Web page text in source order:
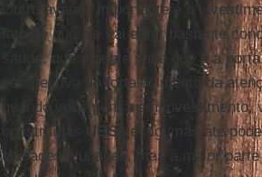
Outro avanço importante é o
fato de que ele vai estar bastante
saúde, que a gente sabe que é a
perspectiva do fortalecimento da
quando você pensa em
construídas
UBSs
e algumas até
unidades alugadas, mas a maior